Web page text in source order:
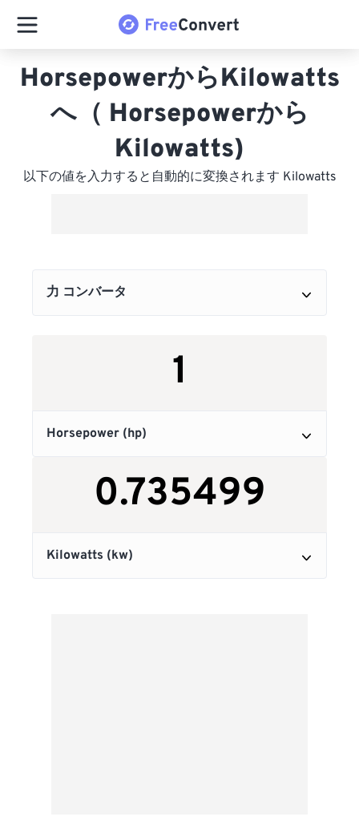
HorsepowerからKilowatts
へ（ Horsepowerから
Kilowatts)
以下の値を入力すると自動的に変換されます Kilowatts